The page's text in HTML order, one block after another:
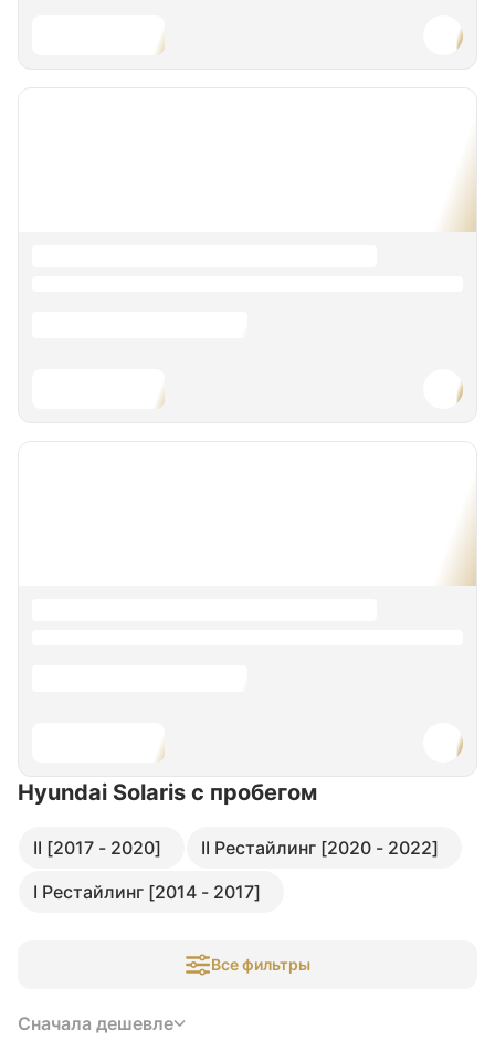
Hyundai Solaris с пробегом
II [2017 - 2020]
II Рестайлинг [2020 - 2022]
I Рестайлинг [2014 - 2017]
Все фильтры
Сначала дешевле